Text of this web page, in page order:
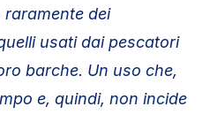
dei
usati dai pescatori
barche. Un uso che,
e, quindi, non incide